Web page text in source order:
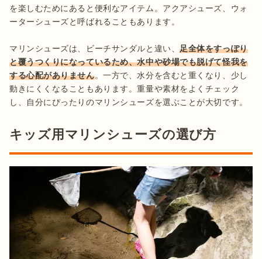
を楽しむためにあると便利なアイテム。アクアシューズ、ウォ
ーターシューズと呼ばれることもあります。
マリンシューズは、ビーチサンダルと違い、足全体をすっぽり
と覆うつくりになっているため、水中や砂場でも脱げて怪我を
する心配がありません。一方で、水分を含むと重くなり、少し
動きにくくなることもあります。重量や素材をよくチェック
し、自分にぴったりのマリンシューズを選ぶことが大切です。
キッズ用マリンシューズの選び方